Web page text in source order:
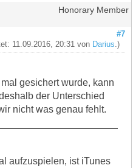
Honorary Member
#7
11.09.2016, 20:31 von Darius .)
gesichert wurde, kann
der Unterschied
nicht was genau fehlt.
aufzuspielen, ist iTunes